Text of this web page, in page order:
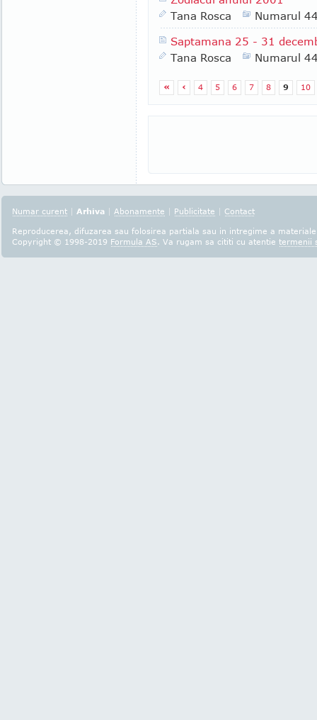
Tana Rosca
Numarul
Saptamana 25 - 31
Tana Rosca
Numarul
« ‹ 4 5 6 7 8 9 10
Numar curent | Arhiva | Abonamente | Publicitate | Contact
Reproducerea, difuzarea sau folosirea partiala sau in intregime a
Copyright © 1998-2019 Formula AS. Va rugam sa cititi cu atentie termenii